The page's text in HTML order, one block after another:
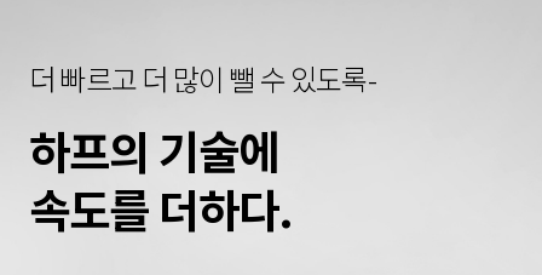
더 빠르고 더 많이 뺄 수 있도록-
하프의 기술에
속도를 더하다.